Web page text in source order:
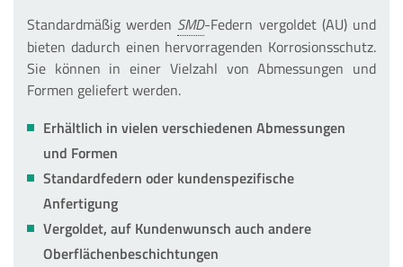
Standardmäßig werden
-Federn vergoldet (AU) und
bieten dadurch einen hervorragenden Korrosionsschutz.
Sie können in einer Vielzahl von Abmessungen und
Formen geliefert werden.
Erhältlich in vielen verschiedenen Abmessungen
und Formen
Standardfedern oder kundenspezifische
Anfertigung
Vergoldet, auf Kundenwunsch auch andere
Oberflächenbeschichtungen